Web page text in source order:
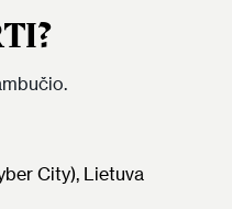
City), Lietuva